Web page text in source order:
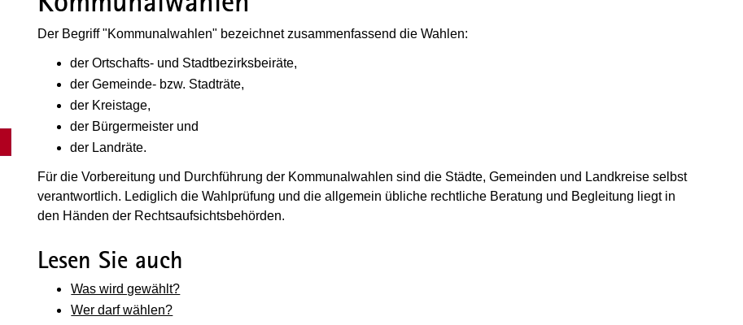
Der Begriff "Kommunalwahlen" bezeichnet zusammenfassend die Wahlen:
der Ortschafts- und Stadtbezirksbeiräte,
der Gemeinde- bzw. Stadträte,
der Kreistage,
der Bürgermeister und
der Landräte.
Für die Vorbereitung und Durchführung der Kommunalwahlen sind die Städte, Gemeinden und Landkreise selbst
verantwortlich. Lediglich die Wahlprüfung und die allgemein übliche rechtliche Beratung und Begleitung liegt in
den Händen der Rechtsaufsichtsbehörden.
Lesen Sie auch
Was wird gewählt?
Wer darf wählen?